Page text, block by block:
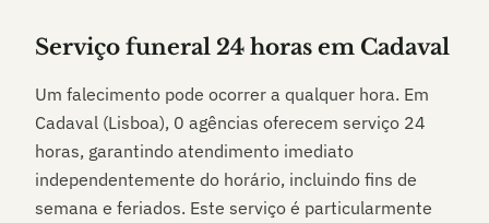
Serviço funeral 24 horas em Cadaval
Um falecimento pode ocorrer a qualquer hora. Em
Cadaval (Lisboa), 0 agências oferecem serviço 24
horas, garantindo atendimento imediato
independentemente do horário, incluindo fins de
semana e feriados. Este serviço é particularmente